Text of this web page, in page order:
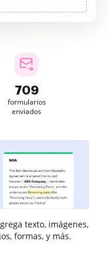
709
formularios
enviados
texto, imágenes,
formas, y más.